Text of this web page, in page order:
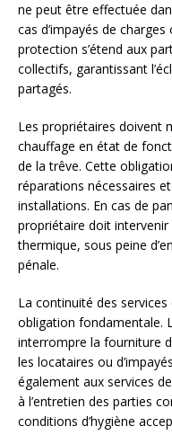
ne peut être effectuée
cas d’impayés de
protection s’étend aux
collectifs, garantissant
partagés.
Les propriétaires doivent
chauffage en état de
de la trêve. Cette
réparations nécessaires
installations. En cas de
propriétaire doit
thermique, sous peine
pénale.
La continuité des
obligation fondamentale.
interrompre la fourniture
les locataires ou
également aux services
à l’entretien des parties
conditions d’hygiène